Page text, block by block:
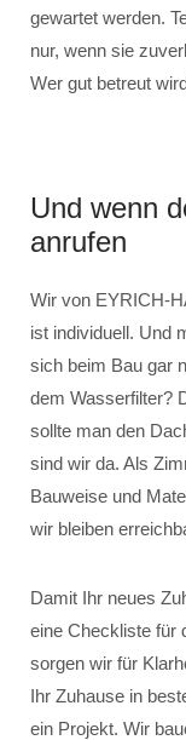
gewartet werden.
nur, wenn sie
Wer gut betreut
Und wenn
anrufen
Wir von EYRICH-
ist individuell. Und
sich beim Bau gar
dem Wasserfilter?
sollte man den
sind wir da. Als
Bauweise und
wir bleiben
Damit Ihr neues
eine Checkliste für
sorgen wir für
Ihr Zuhause in
ein Projekt. Wir